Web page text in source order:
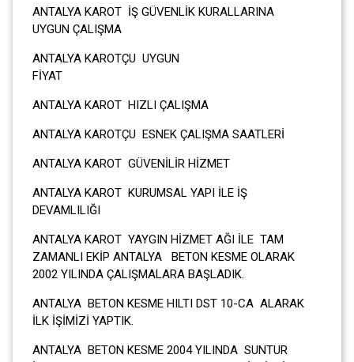
ANTALYA KAROT İŞ GÜVENLİK KURALLARINA
UYGUN ÇALIŞMA
ANTALYA KAROTÇU UYGUN
ANTALYA KAROT HIZLI ÇALIŞMA
ANTALYA KAROTÇU ESNEK ÇALIŞMA SAATLERİ
ANTALYA KAROT GÜVENİLİR HİZMET
ANTALYA KAROT KURUMSAL YAPI İLE İŞ
DEVAMLILIĞI
ANTALYA KAROT YAYGIN HİZMET AĞI İLE TAM
ZAMANLI EKİP ANTALYA BETON KESME OLARAK
2002 YILINDA ÇALIŞMALARA BAŞLADIK.
ANTALYA BETON KESME HILTI DST 10-CA ALARAK
İLK İŞİMİZİ YAPTIK.
ANTALYA BETON KESME 2004 YILINDA SUNTUR